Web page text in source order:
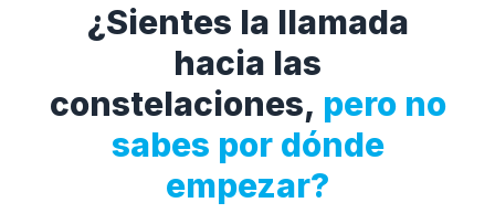
¿Sientes la llamada
hacia las
constelaciones, pero no
sabes por dónde
empezar?